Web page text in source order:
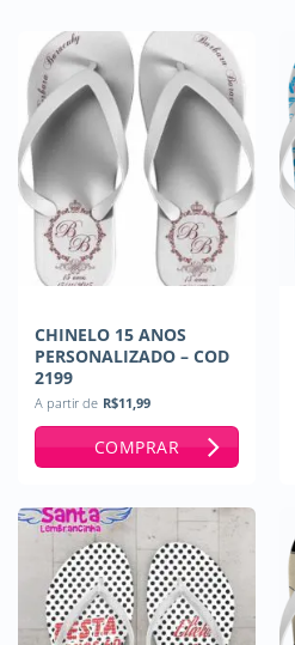
CHINELO 15 ANOS
PERSONALIZADO – COD
2199
A partir de R$11,99
COMPRAR